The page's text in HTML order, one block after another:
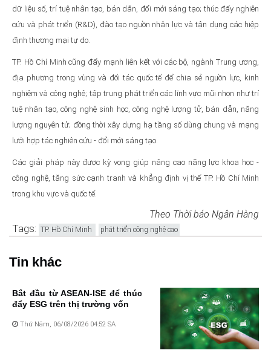
dữ liệu số, trí tuệ nhân tạo, bán dẫn, đổi mới sáng tạo; thúc đẩy nghiên
cứu và phát triển (R&D), đào tạo nguồn nhân lực và tận dụng các hiệp
định thương mại tự do.
TP. Hồ Chí Minh cũng đẩy mạnh liên kết với các bộ, ngành Trung ương,
địa phương trong vùng và đối tác quốc tế để chia sẻ nguồn lực, kinh
nghiệm và công nghệ; tập trung phát triển các lĩnh vực mũi nhọn như trí
tuệ nhân tạo, công nghệ sinh học, công nghệ lượng tử, bán dẫn, năng
lượng nguyên tử; đồng thời xây dựng hạ tầng số dùng chung và mạng
lưới hợp tác nghiên cứu - đổi mới sáng tạo.
Các giải pháp này được kỳ vọng giúp nâng cao năng lực khoa học -
công nghệ, tăng sức cạnh tranh và khẳng định vị thế TP. Hồ Chí Minh
trong khu vực và quốc tế.
Theo Thời báo Ngân Hàng
Tags: TP. Hồ Chí Minh phát triển công nghệ cao
Tin khác
Bắt đầu từ ASEAN-ISE để thúc
đẩy ESG trên thị trường vốn
Thứ Năm, 06/08/2026 04:52 SA